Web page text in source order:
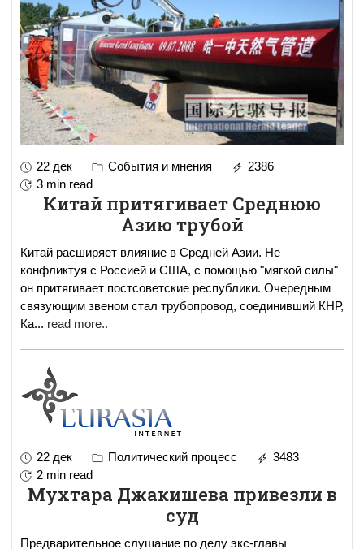
22 дек События и мнения
2386
3 min read
Китай притягивает Среднюю
Азию трубой
Китай расширяет влияние в Средней Азии. Не
конфликтуя с Россией и США, с помощью "мягкой силы"
он притягивает постсоветские республики. Очередным
связующим звеном стал трубопровод, соединивший КНР,
Ка... read more..
22 дек Политический процесс
3483
2 min read
Мухтара Джакишева привезли в
суд
Предварительное слушание по делу экс-главы